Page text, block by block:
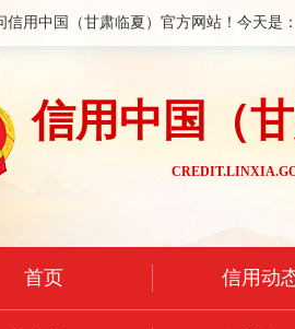
信用中国（甘肃临夏）官方网站！今天是：
信用中国（甘
首页 信用动